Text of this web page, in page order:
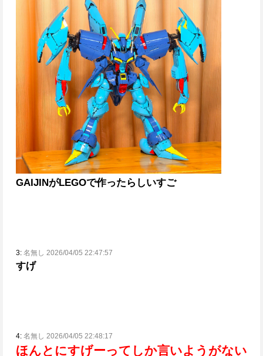
GAIJINがLEGOで作ったらしいすご
3: 名無し 2026/04/05 22:47:57
すげ
4: 名無し 2026/04/05 22:48:17
ほんとにすげーってしか言いようがない